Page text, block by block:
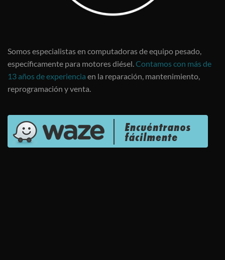
Somos especialistas en computadoras de equipo pesado,
específicamente para motores diésel.Contamos con más de
13 años de experiencia en la reparación, mantenimiento,
reprogramación y venta.